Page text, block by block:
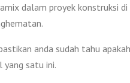
dalam proyek konstruksi
anda sudah tahu
satu ini.